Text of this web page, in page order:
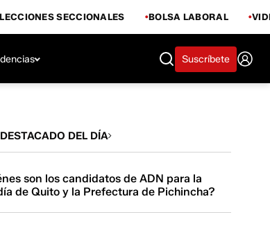
SECCIONALES BOLSA LABORAL
Suscríbete
DEL DÍA
son los candidatos de ADN para la
de Quito y la Prefectura de Pichincha?